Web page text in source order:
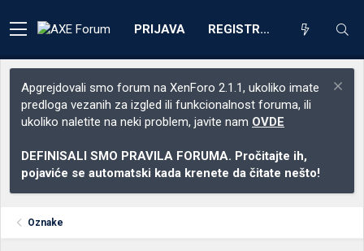
PRIJAVA REGISTRACIJA
Apgrejdovali smo forum na XenForo 2.1.1, ukoliko imate
predloga vezanih za izgled ili funkcionalnost foruma, ili
ukoliko naletite na neki problem, javite nam OVDE
DEFINISALI SMO PRAVILA FORUMA. Pročitajte ih,
pojaviće se automatski kada krenete da čitate nešto!
Oznake